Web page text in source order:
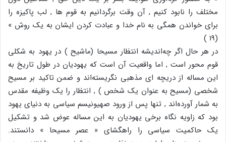
مختلف را نابود کنیم , آن وقت برگردانیم به قوم ها , لب پاکیزه را
برای خواندن همگی به نام خدا و عبادت کردن ایشان به یک روش »
(19 )
در هر حال اگر چه‌اندیشه انتظار مسیحا (ماشیح ) در یهود به شکلی
قوم محور است , اما واقعیت آن است که یهودیان در طول تاریخ به
این مساله از دریچه ای مذهبی نگریسته‌اند و ضمن تاکید بر مسیح
شخصی (مسیح به عنوان یک شخص ) , انتظار را یک وظیفه مقدس
به شمار آورده‌اند , تنها پس از ورود صهیونیسم سیاسی به دنیای یهود
بود که زاویه نگاه برخی یهودیان به این مساله عوض شد و تشکیل
یک حاکمیت سیاسی را راهگشای « عصر مسیحا » دانستند.